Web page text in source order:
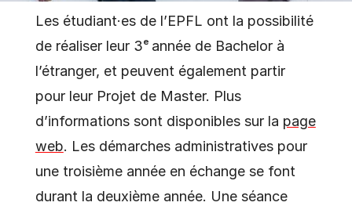
Les étudiant·es de l’EPFL ont la possibilité
de réaliser leur 3ᵉ année de Bachelor à
l’étranger, et peuvent également partir
pour leur Projet de Master. Plus
d’informations sont disponibles sur la page
web. Les démarches administratives pour
une troisième année en échange se font
durant la deuxième année. Une séance